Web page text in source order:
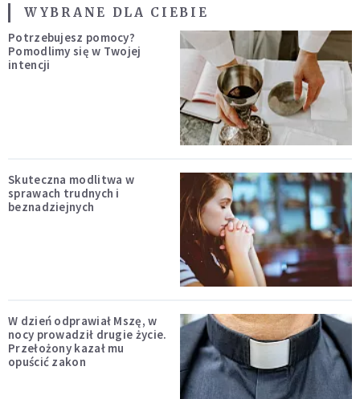
WYBRANE DLA CIEBIE
Potrzebujesz pomocy?
Pomodlimy się w Twojej
intencji
Skuteczna modlitwa w
sprawach trudnych i
beznadziejnych
W dzień odprawiał Mszę, w
nocy prowadził drugie życie.
Przełożony kazał mu
opuścić zakon